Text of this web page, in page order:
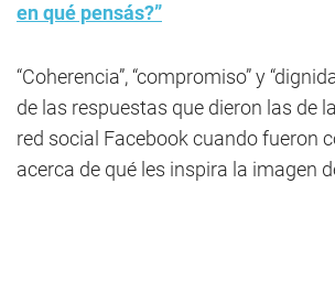
en qué pensás?”
“Coherencia”, “compromiso” y
de las respuestas que dieron las de
red social Facebook cuando fueron
acerca de qué les inspira la imagen